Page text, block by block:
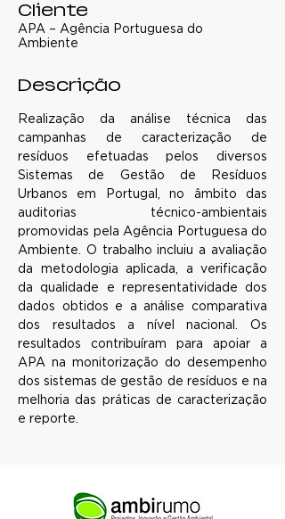
Cliente
APA – Agência Portuguesa do
Ambiente
Descrição
Realização da análise técnica das
campanhas de caracterização de
resíduos efetuadas pelos diversos
Sistemas de Gestão de Resíduos
Urbanos em Portugal, no âmbito das
auditorias técnico-ambientais
promovidas pela Agência Portuguesa do
Ambiente. O trabalho incluiu a avaliação
da metodologia aplicada, a verificação
da qualidade e representatividade dos
dados obtidos e a análise comparativa
dos resultados a nível nacional. Os
resultados contribuíram para apoiar a
APA na monitorização do desempenho
dos sistemas de gestão de resíduos e na
melhoria das práticas de caracterização
e reporte.